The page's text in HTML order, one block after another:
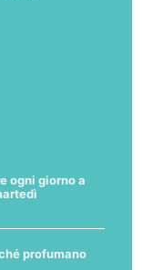
ogni giorno a
profumano